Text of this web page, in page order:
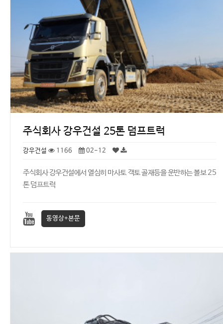
주식회사 강우건설 25톤 덤프트럭
강우건설 1166 02-12
주식회사 강우건설에서 열심히 마사토 객토 골재등을 운반하는 볼보 25
톤 덤프트럭
동영상+본문